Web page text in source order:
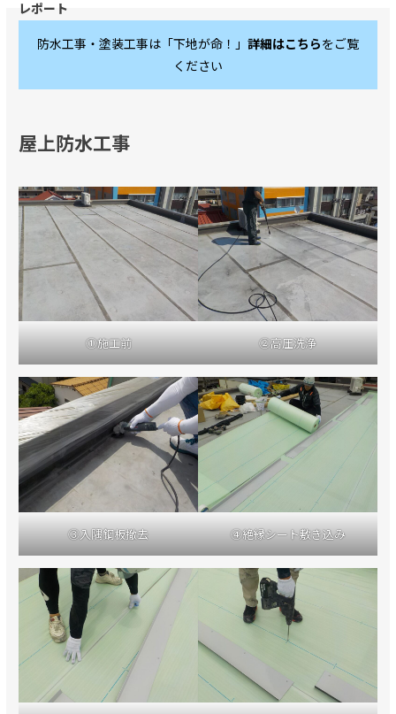
防水工事・塗装工事は「下地が命！」 詳細はこちらをご覧
ください
屋上防水工事
①施工前 ②高圧洗浄
③入隅鋼板撤去 ④絶縁シート敷き込み